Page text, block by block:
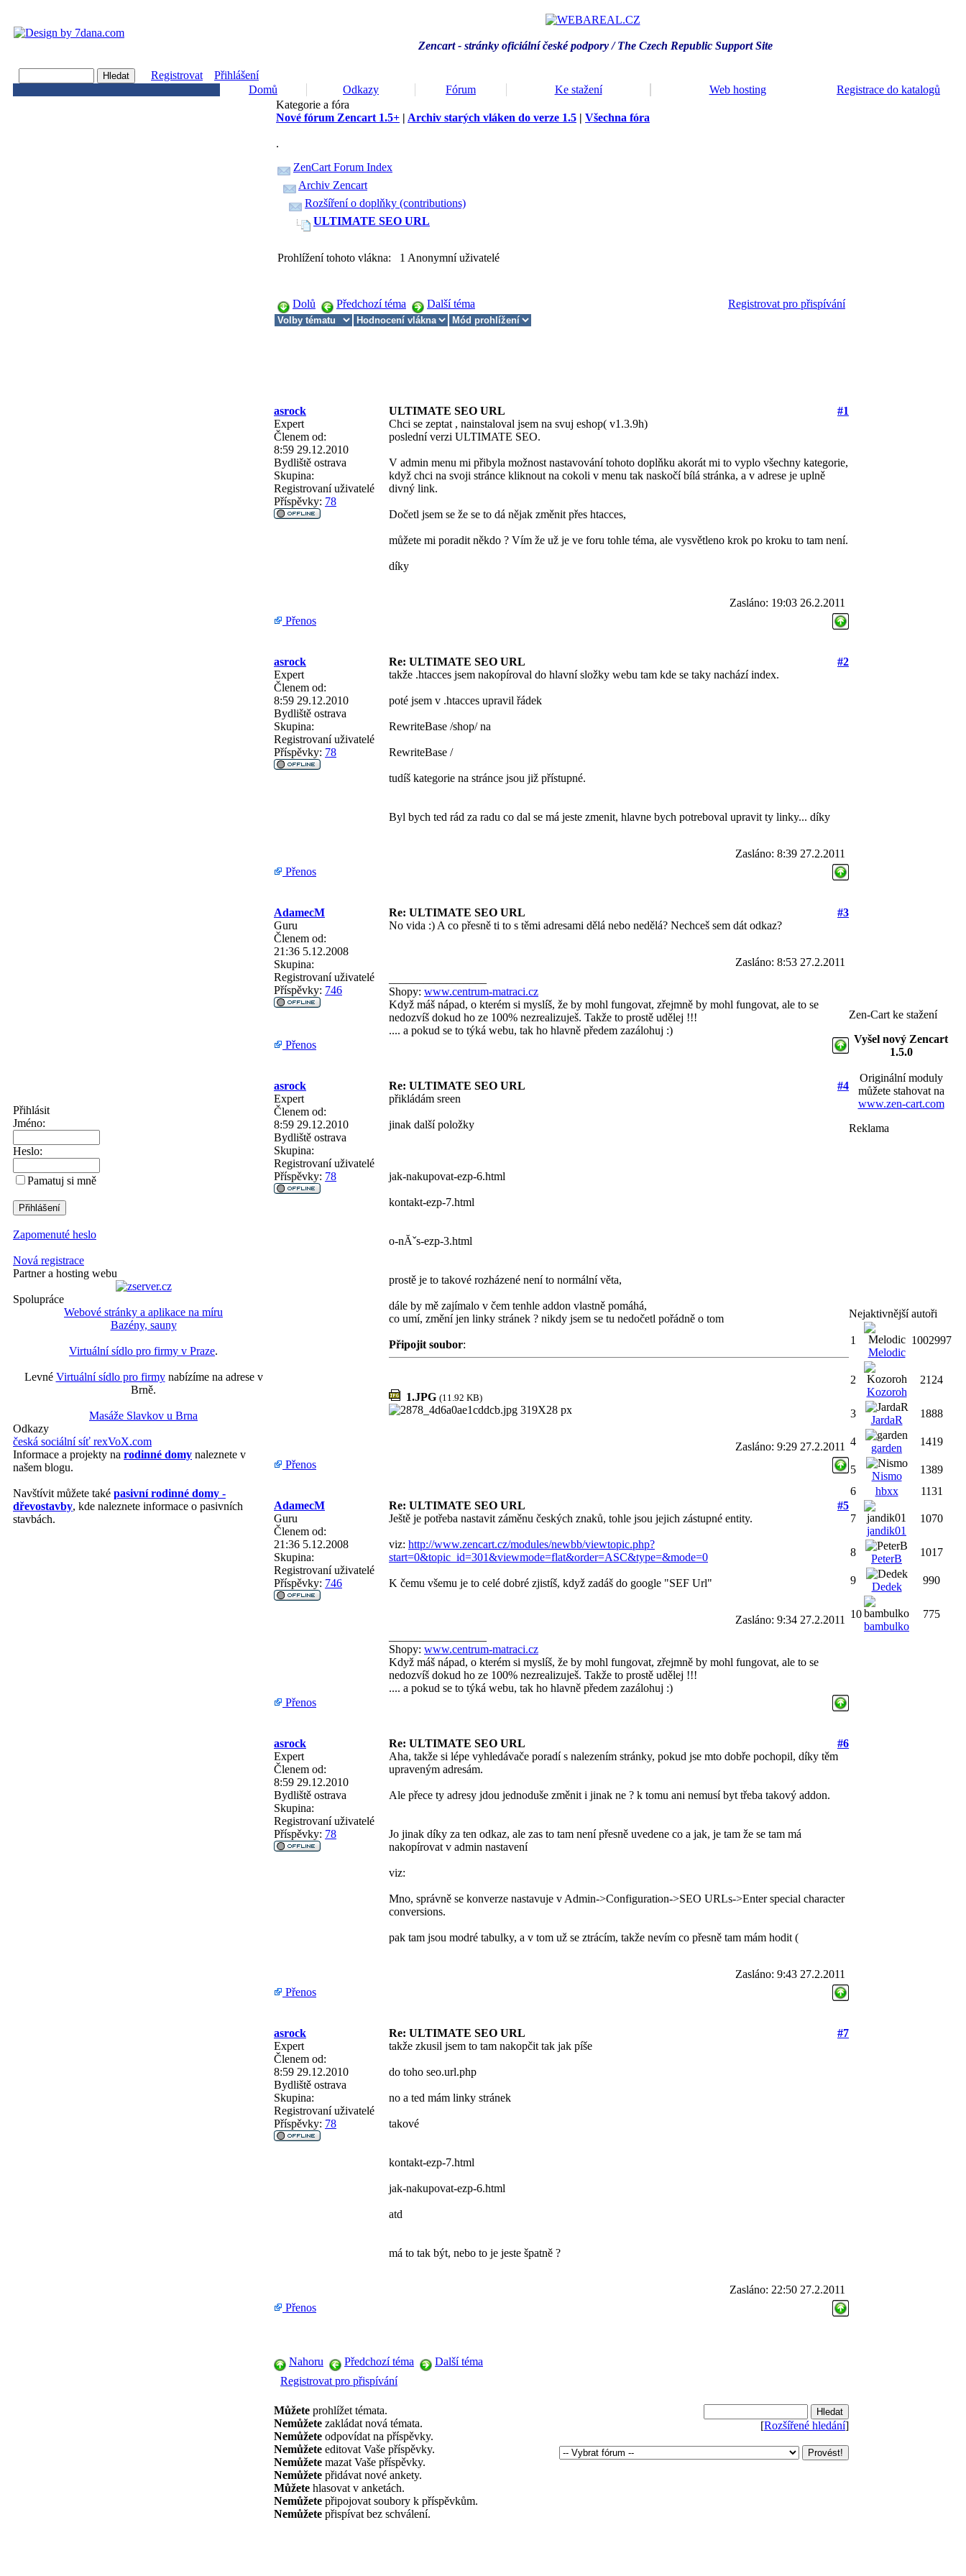
Zencart - stránky oficiální české podpory / The Czech Republic Support Site
Registrovat
Přihlášení
Domů
Odkazy Fórum Ke stažení Web hosting Registrace do katalogů
Přihlásit
Jméno:
Heslo:
Pamatuj si mně
Zapomenuté heslo
Nová registrace
Partner a hosting webu
Spolupráce
Webové stránky a aplikace na míru
Bazény, sauny
Virtuální sídlo pro firmy v Praze.
Levné Virtuální sídlo pro firmynabízíme na adrese v
Brně.
Masáže Slavkov u Brna
Odkazy
česká sociální síť rexVoX.com
Informace a projekty na rodinné domy naleznete v
našem blogu.
Navštívit můžete také pasivní rodinné domy -
dřevostavby, kde naleznete informace o pasivních
stavbách.
Kategorie a fóra
Nové fórum Zencart 1.5+ | Archiv starých vláken do verze 1.5 | Všechna fóra
.
ZenCart Forum Index
Archiv Zencart
Rozšíření o doplňky (contributions)
ULTIMATE SEO URL
Prohlížení tohoto vlákna: 1 Anonymní uživatelé
Dolů Předchozí téma Další téma Registrovat pro přispívání
asrock ULTIMATE SEO URL
#1
Expert
Členem od:
8:59 29.12.2010
Bydliště ostrava
Skupina:
Registrovaní uživatelé
Příspěvky: 78
Chci se zeptat , nainstaloval jsem na svuj eshop( v1.3.9h)
poslední verzi ULTIMATE SEO.
V admin menu mi přibyla možnost nastavování tohoto doplňku akorát mi to vyplo všechny kategorie,
když chci na svoji stránce kliknout na cokoli v menu tak naskočí bílá stránka, a v adrese je uplně
divný link.
Dočetl jsem se že se to dá nějak změnit přes htacces,
můžete mi poradit někdo ? Vím že už je ve foru tohle téma, ale vysvětleno krok po kroku to tam není.
díky
Zasláno: 19:03 26.2.2011
Přenos
asrock Re: ULTIMATE SEO URL
#2
Expert
Členem od:
8:59 29.12.2010
Bydliště ostrava
Skupina:
Registrovaní uživatelé
Příspěvky: 78
takže .htacces jsem nakopíroval do hlavní složky webu tam kde se taky nachází index.
poté jsem v .htacces upravil řádek
RewriteBase /shop/ na
RewriteBase /
tudíš kategorie na stránce jsou již přístupné.
Byl bych ted rád za radu co dal se má jeste zmenit, hlavne bych potreboval upravit ty linky... díky
Zasláno: 8:39 27.2.2011
Přenos
AdamecM Re: ULTIMATE SEO URL
#3
Guru
Členem od:
21:36 5.12.2008
Skupina:
Registrovaní uživatelé
Příspěvky: 746
No vida :) A co přesně ti to s těmi adresami dělá nebo nedělá? Nechceš sem dát odkaz?
Zasláno: 8:53 27.2.2011
Shopy: www.centrum-matraci.cz
Když máš nápad, o kterém si myslíš, že by mohl fungovat, zřejmně by mohl fungovat, ale to se
nedozvíš dokud ho ze 100% nezrealizuješ. Takže to prostě udělej !!!
.... a pokud se to týká webu, tak ho hlavně předem zazálohuj :)
Přenos
asrock Re: ULTIMATE SEO URL
#4
Expert
Členem od:
8:59 29.12.2010
Bydliště ostrava
Skupina:
Registrovaní uživatelé
Příspěvky: 78
přikládám sreen
jinak další položky
jak-nakupovat-ezp-6.html
kontakt-ezp-7.html
o-nĂˇs-ezp-3.html
prostě je to takové rozházené není to normální věta,
dále by mě zajímalo v čem tenhle addon vlastně pomáhá,
co umí, změní jen linky stránek ? nikdy jsem se tu nedočetl pořádně o tom
Připojit soubor:
1.JPG (11.92 KB)
Zasláno: 9:29 27.2.2011
Přenos
AdamecM Re: ULTIMATE SEO URL
#5
Guru
Členem od:
21:36 5.12.2008
Skupina:
Registrovaní uživatelé
Příspěvky: 746
Ještě je potřeba nastavit záměnu českých znaků, tohle jsou jejich zástupné entity.
viz: http://www.zencart.cz/modules/newbb/viewtopic.php?
start=0&topic_id=301&viewmode=flat&order=ASC&type=&mode=0
K čemu všemu je to celé dobré zjistíš, když zadáš do google "SEF Url"
Zasláno: 9:34 27.2.2011
Shopy: www.centrum-matraci.cz
Když máš nápad, o kterém si myslíš, že by mohl fungovat, zřejmně by mohl fungovat, ale to se
nedozvíš dokud ho ze 100% nezrealizuješ. Takže to prostě udělej !!!
.... a pokud se to týká webu, tak ho hlavně předem zazálohuj :)
Přenos
asrock Re: ULTIMATE SEO URL
#6
Expert
Členem od:
8:59 29.12.2010
Bydliště ostrava
Skupina:
Registrovaní uživatelé
Příspěvky: 78
Aha, takže si lépe vyhledávače poradí s nalezením stránky, pokud jse mto dobře pochopil, díky těm
upraveným adresám.
Ale přece ty adresy jdou jednoduše změnit i jinak ne ? k tomu ani nemusí byt třeba takový addon.
Jo jinak díky za ten odkaz, ale zas to tam není přesně uvedene co a jak, je tam že se tam má
nakopírovat v admin nastavení
viz:
Mno, správně se konverze nastavuje v Admin->Configuration->SEO URLs->Enter special character
conversions.
pak tam jsou modré tabulky, a v tom už se ztrácím, takže nevím co přesně tam mám hodit (
Zasláno: 9:43 27.2.2011
Přenos
asrock Re: ULTIMATE SEO URL
#7
Expert
Členem od:
8:59 29.12.2010
Bydliště ostrava
Skupina:
Registrovaní uživatelé
Příspěvky: 78
takže zkusil jsem to tam nakopčit tak jak píše
do toho seo.url.php
no a ted mám linky stránek
takové
kontakt-ezp-7.html
jak-nakupovat-ezp-6.html
atd
má to tak být, nebo to je jeste špatně ?
Zasláno: 22:50 27.2.2011
Přenos
Nahoru Předchozí téma
Další téma
Registrovat pro přispívání
Můžete prohlížet témata.
Nemůžete zakládat nová témata.
Nemůžete odpovídat na příspěvky.
Nemůžete editovat Vaše příspěvky.
Nemůžete mazat Vaše příspěvky.
Nemůžete přidávat nové ankety.
Můžete hlasovat v anketách.
Nemůžete připojovat soubory k příspěvkům.
Nemůžete přispívat bez schválení.
[Rozšířené hledání]
Zen-Cart ke stažení
Vyšel nový Zencart
1.5.0
Originální moduly
můžete stahovat na
www.zen-cart.com
Reklama
Nejaktivnější autoři
1
Melodic
1002997
2
Kozoroh
2124
3
JardaR
1888
4
garden
1419
5
Nismo
1389
6
hbxx 1131
7
jandik01
1070
8
PeterB
1017
9
Dedek
990
10
bambulko
775